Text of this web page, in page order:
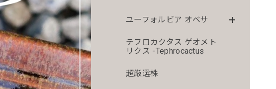
ユーフォルビア オベサ
テフロカクタス ゲオメト
リクス -Tephrocactus
超厳選株